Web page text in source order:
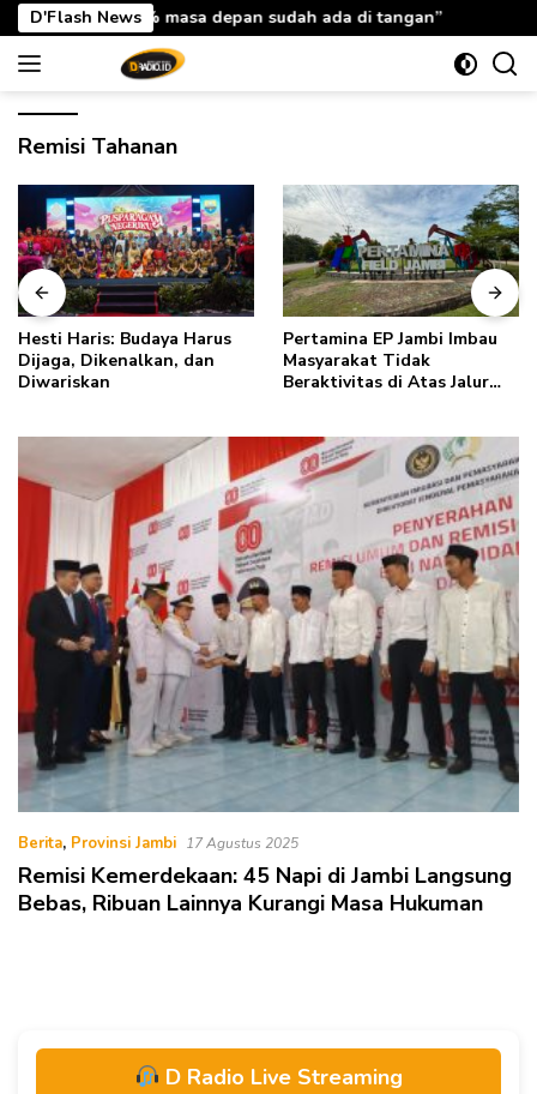
Langsung
ke
konten
D'Flash News
depan sudah ada di tangan” Hesti Haris: Rabu Berkah
Remisi Tahanan
Hesti Haris: Budaya Harus
Dijaga, Dikenalkan, dan
Diwariskan
Pertamina EP Jambi Imbau
Masyarakat Tidak
Beraktivitas di Atas Jalur
Berita, Provinsi Jambi 17 Agustus 2025
Remisi Kemerdekaan: 45 Napi di Jambi Langsung
Bebas, Ribuan Lainnya Kurangi Masa Hukuman
D Radio Live Streaming